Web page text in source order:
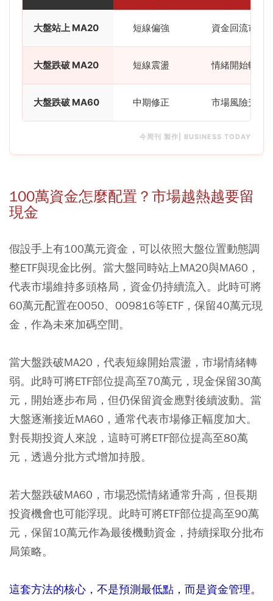
大盤站上 MA20 短線偏強 資金回流市場
大盤跌破 MA20 短線震盪 情緒開始轉弱
大盤跌破 MA60 中期修正 市場風險升高
今周刊 製作| BUSINESS TODAY
100萬資金怎麼配置？市場越熱越要留
現金
假設手上有100萬元資金，可以依照大盤位置動態調
整ETF與現金比例。當大盤同時站上MA20與MA60，
代表市場維持多頭格局，資金仍持續流入。此時可將
60萬元配置在0050、009816等ETF，保留40萬元現
金，作為未來加碼空間。
當大盤跌破MA20，代表短線開始震盪，市場情緒轉
弱。此時可將ETF部位提高至70萬元，現金保留30萬
元，開始逐步布局，但仍保留資金應對後續波動。當
大盤逐漸接近MA60，通常代表市場修正幅度加大。
對長期投資人來說，這時可將ETF部位提高至80萬
元，透過分批方式增加持股。
若大盤跌破MA60，市場恐慌情緒通常升高，但長期
投資機會也可能浮現。此時可將ETF部位提高至90萬
元，保留10萬元作為最後機動資金，持續採取分批布
局策略。
這套方法的核心，不是預測最低點，而是資金管理。